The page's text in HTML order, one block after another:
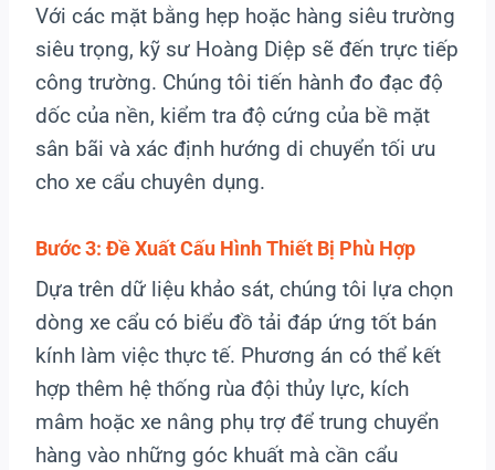
Với các mặt bằng hẹp hoặc hàng siêu trường
siêu trọng, kỹ sư Hoàng Diệp sẽ đến trực tiếp
công trường. Chúng tôi tiến hành đo đạc độ
dốc của nền, kiểm tra độ cứng của bề mặt
sân bãi và xác định hướng di chuyển tối ưu
cho xe cẩu chuyên dụng.
Bước 3: Đề Xuất Cấu Hình Thiết Bị Phù Hợp
Dựa trên dữ liệu khảo sát, chúng tôi lựa chọn
dòng xe cẩu có biểu đồ tải đáp ứng tốt bán
kính làm việc thực tế. Phương án có thể kết
hợp thêm hệ thống rùa đội thủy lực, kích
mâm hoặc xe nâng phụ trợ để trung chuyển
hàng vào những góc khuất mà cần cẩu